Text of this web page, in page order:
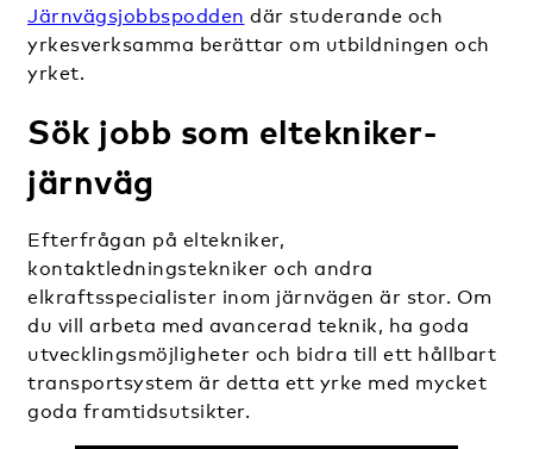
Järnvägsjobbspodden där studerande och
yrkesverksamma berättar om utbildningen och
yrket.
Sök jobb som eltekniker-
järnväg
Efterfrågan på eltekniker,
kontaktledningstekniker och andra
elkraftsspecialister inom järnvägen är stor. Om
du vill arbeta med avancerad teknik, ha goda
utvecklingsmöjligheter och bidra till ett hållbart
transportsystem är detta ett yrke med mycket
goda framtidsutsikter.